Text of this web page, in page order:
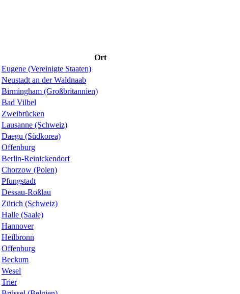
Ort
Eugene (Vereinigte Staaten)
Neustadt an der Waldnaab
Birmingham (Großbritannien)
Bad Vilbel
Zweibrücken
Lausanne (Schweiz)
Daegu (Südkorea)
Offenburg
Berlin-Reinickendorf
Chorzow (Polen)
Pfungstadt
Dessau-Roßlau
Zürich (Schweiz)
Halle (Saale)
Hannover
Heilbronn
Offenburg
Beckum
Wesel
Trier